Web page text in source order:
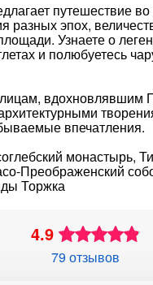
путешествие
разных эпох,
Узнаете о
и полюбуетесь
вдохновлявшим
впечатления.
монастырь,
Преображенский
Торжка
4.9
79 отзывов